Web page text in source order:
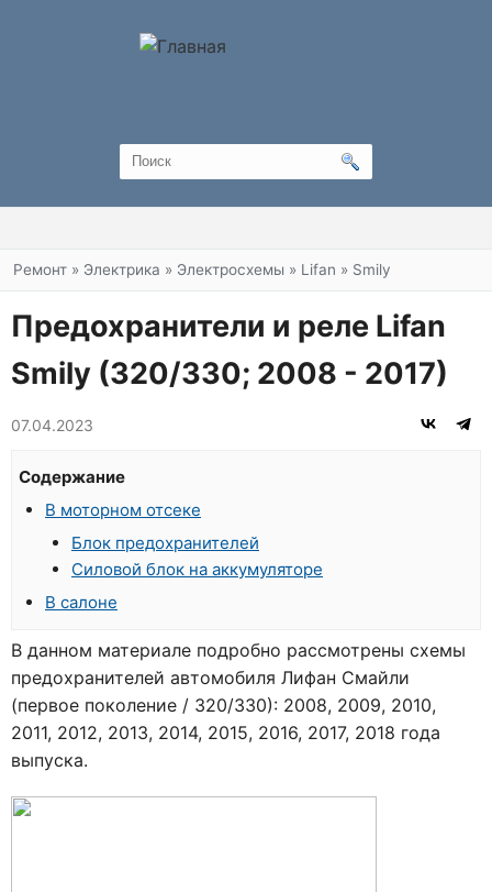
Вы здесь
Ремонт » Электрика » Электросхемы » Lifan » Smily
Предохранители и реле Lifan
Smily (320/330; 2008 - 2017)
07.04.2023
Содержание
В моторном отсеке
Блок предохранителей
Силовой блок на аккумуляторе
В салоне
В данном материале подробно рассмотрены схемы
предохранителей автомобиля Лифан Смайли
(первое поколение / 320/330): 2008, 2009, 2010,
2011, 2012, 2013, 2014, 2015, 2016, 2017, 2018 года
выпуска.